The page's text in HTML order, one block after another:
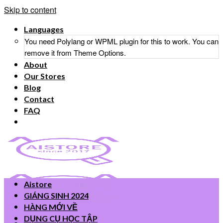
Skip to content
Languages
You need Polylang or WPML plugin for this to work. You can
remove it from Theme Options.
About
Our Stores
Blog
Contact
FAQ
Aistore
GIÁNG SINH 2024
HÀNG MỚI VỀ
DỤNG CỤ HỌC TẬP